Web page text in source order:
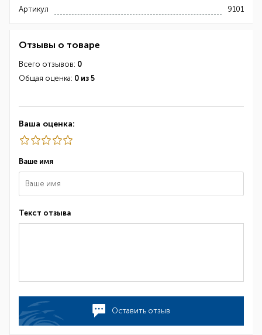
Артикул 9101
Отзывы о товаре
Всего отзывов: 0
Общая оценка: 0 из 5
Ваша оценка:
Ваше имя
Текст отзыва
Оставить отзыв